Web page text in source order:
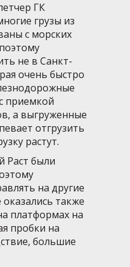
ГК
грузы из
с морских
не в Санкт-
очень быстро
приемкой
а выгруженные
отгрузить
растут.
Раст были
на другие
также
платформах на
пробки на
большие